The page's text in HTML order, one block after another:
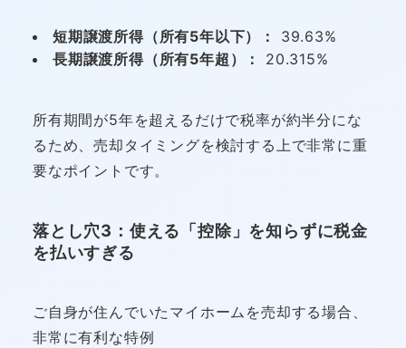
短期譲渡所得（所有5年以下）：
39.63%
長期譲渡所得（所有5年超）：
20.315%
所有期間が5年を超えるだけで税率が約半分にな
るため、売却タイミングを検討する上で非常に重
要なポイントです。
落とし穴3：使える「控除」を知らずに税金
を払いすぎる
ご自身が住んでいたマイホームを売却する場合、
非常に有利な特例